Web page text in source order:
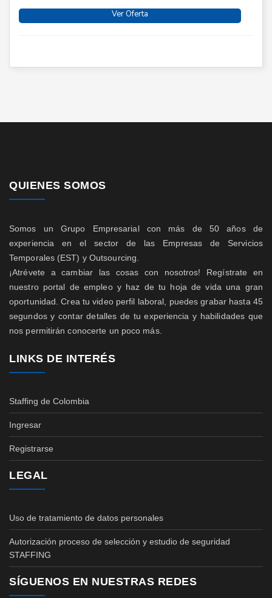
Ver Oferta
QUIENES SOMOS
Somos un Grupo Empresarial con más de 50 años de
experiencia en el sector de las Empresas de Servicios
Temporales (EST) y Outsourcing.
¡Atrévete a cambiar las cosas con nosotros! Regístrate en
nuestro portal de empleo y haz de tu hoja de vida una gran
oportunidad. Crea tu video perfil laboral, puedes grabar hasta 45
segundos y contar detalles de tu experiencia y habilidades que
nos permitirán conocerte un poco más.
LINKS DE INTERÉS
Staffing de Colombia
Ingresar
Registrarse
LEGAL
Uso de tratamiento de datos personales
Autorización proceso de selección y estudio de seguridad
STAFFING
SÍGUENOS EN NUESTRAS REDES